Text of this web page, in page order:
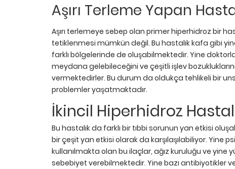
Aşırı Terleme Yapan
Aşırı terlemeye sebep olan primer hiperhidroz bir
tetiklenmesi mümkün değil. Bu hastalık kafa gibi
farklı bölgelerinde de oluşabilmektedir. Yine
meydana gelebileceğini ve çeşitli işlev
vermektedirler. Bu durum da oldukça tehlikeli bir
problemler yaşatmaktadır.
İkincil Hiperhidroz
Bu hastalık da farklı bir tıbbi sorunun yan etkisi
bir çeşit yan etkisi olarak da karşılaşılabiliyor. Yine
kullanılmakta olan bu ilaçlar, ağız kuruluğu ve
sebebiyet verebilmektedir. Yine bazı antibiyotikler